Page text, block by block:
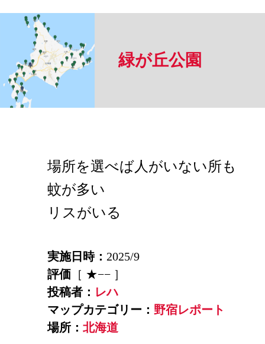
緑が丘公園
場所を選べば人がいない所も
蚊が多い
リスがいる
実施日時： 2025/9
評価 ［ ★−− ］
投稿者： レハ
マップカテゴリー： 野宿レポート
場所： 北海道